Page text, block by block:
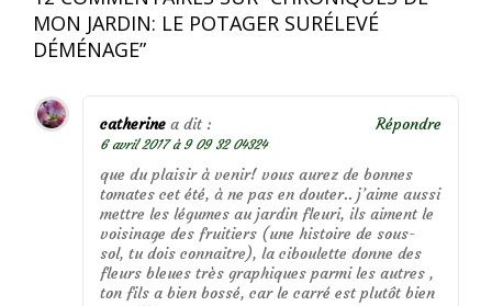
MON JARDIN: LE POTAGER SURÉLEVÉ
DÉMÉNAGE”
catherine a dit :
6 avril 2017 à 9 09 32 04324
que du plaisir à venir! vous aurez de bonnes
tomates cet été, à ne pas en douter.. j’aime aussi
mettre les légumes au jardin fleuri, ils aiment le
voisinage des fruitiers (une histoire de sous-
sol, tu dois connaitre), la ciboulette donne des
fleurs bleues très graphiques parmi les autres ,
ton fils a bien bossé, car le carré est plutôt bien
Répondre